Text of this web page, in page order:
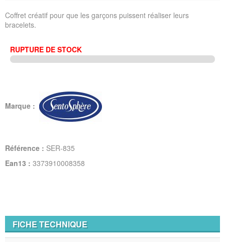
Coffret créatif pour que les garçons puissent réaliser leurs
bracelets.
RUPTURE DE STOCK
Marque :
Référence : SER-835
Ean13 : 3373910008358
FICHE TECHNIQUE